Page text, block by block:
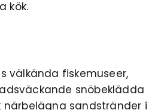
kök.
välkända fiskemuseer,
snöbeklädda
närbelägna sandstränder i